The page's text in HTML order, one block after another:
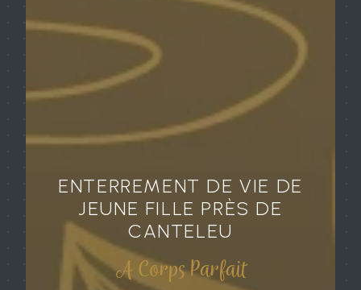
ENTERREMENT DE VIE DE
JEUNE FILLE PRÈS DE
CANTELEU
A Corps Parfait